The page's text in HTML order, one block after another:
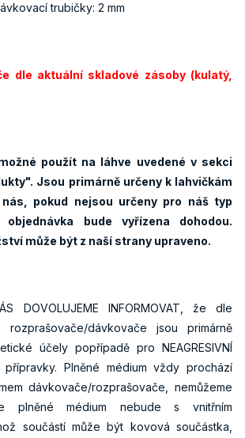
trubičky: 2 mm
dle aktuální skladové zásoby (kulatý,
použít na láhve uvedené v sekci
Jsou primárně určeny k lahvičkám
nás, pokud nejsou určeny pro náš typ
objednávka bude vyřízena dohodou.
může být z naší strany upraveno.
DOVOLUJEME INFORMOVAT, že dle
rozprašovače/dávkovače jsou primárně
účely popřípadě pro NEAGRESIVNÍ
Plněné médium vždy prochází
dávkovače/rozprašovače, nemůžeme
plněné médium nebude s vnitřním
součástí může být kovová součástka,